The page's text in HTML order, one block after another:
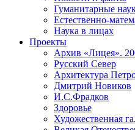
Гуманитарные
Естественно-
Наука в лицах
Проекты
Архив «Лицея».
Русский Север
Архитектура
Дмитрий Новиков
И.С.Фрадков
Здоровье
Художественная